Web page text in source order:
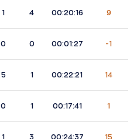
1 4 00:20:16 9
0 0 00:01:27 -1
5 1 00:22:21 14
0 1 00:17:41 1
1 3 00:24:37 15